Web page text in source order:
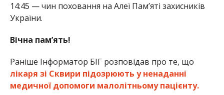
14:45 — чин поховання на Алеї Пам’яті захисників
України.
Вічна пам’ять!
Раніше Інформатор БІГ розповідав про те, що
лікаря зі Сквири підозрюють у ненаданні
медичної допомоги малолітньому пацієнту.